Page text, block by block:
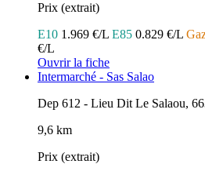
Prix (extrait)
E10 1.969 €/L E85 0.829 €/L
€/L
Ouvrir la fiche
Intermarché - Sas Salao
Dep 612 - Lieu Dit Le Salaou,
9,6 km
Prix (extrait)